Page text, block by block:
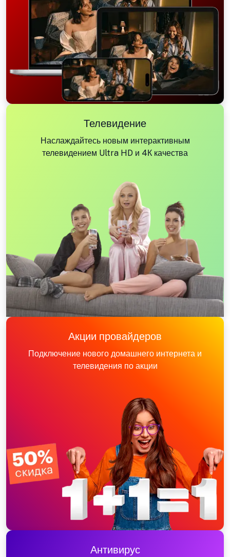
Телевидение
Наслаждайтесь новым интерактивным
телевидением Ultra HD и 4К качества
Акции провайдеров
Подключение нового домашнего интернета и
телевидения по акции
Антивирус